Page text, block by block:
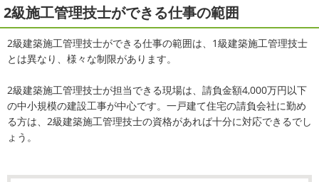
2級施工管理技士ができる仕事の範囲
2級建築施工管理技士ができる仕事の範囲は、1級建築施工管理技士
とは異なり、様々な制限があります。
2級建築施工管理技士が担当できる現場は、請負金額4,000万円以下
の中小規模の建設工事が中心です。一戸建て住宅の請負会社に勤め
る方は、2級建築施工管理技士の資格があれば十分に対応できるでし
ょう。